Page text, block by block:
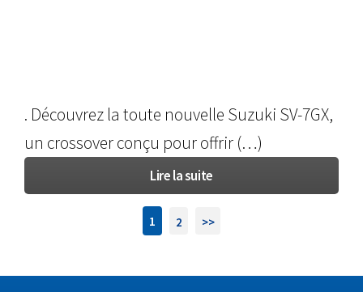
. Découvrez la toute nouvelle Suzuki SV-7GX,
un crossover conçu pour offrir (…)
Lire la suite
1 2 >>